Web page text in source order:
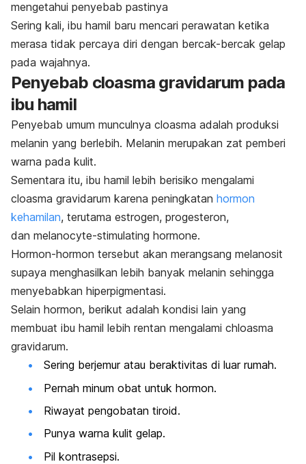
mengetahui penyebab pastinya
Sering kali, ibu hamil baru mencari perawatan ketika
merasa tidak percaya diri dengan bercak-bercak gelap
pada wajahnya.
Penyebab cloasma gravidarum pada
ibu hamil
Penyebab umum munculnya cloasma adalah produksi
melanin yang berlebih. Melanin merupakan zat pemberi
warna pada kulit.
Sementara itu, ibu hamil lebih berisiko mengalami
cloasma gravidarum karena peningkatan hormon
kehamilan, terutama estrogen, progesteron,
dan melanocyte-stimulating hormone.
Hormon-hormon tersebut akan merangsang melanosit
supaya menghasilkan lebih banyak melanin sehingga
menyebabkan hiperpigmentasi.
Selain hormon, berikut adalah kondisi lain yang
membuat ibu hamil lebih rentan mengalami chloasma
gravidarum.
Sering berjemur atau beraktivitas di luar rumah.
Pernah minum obat untuk hormon.
Riwayat pengobatan tiroid.
Punya warna kulit gelap.
Pil kontrasepsi.